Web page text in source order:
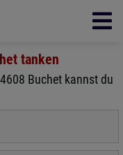
tanken
Buchet kannst du